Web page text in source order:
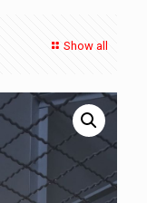
Show all